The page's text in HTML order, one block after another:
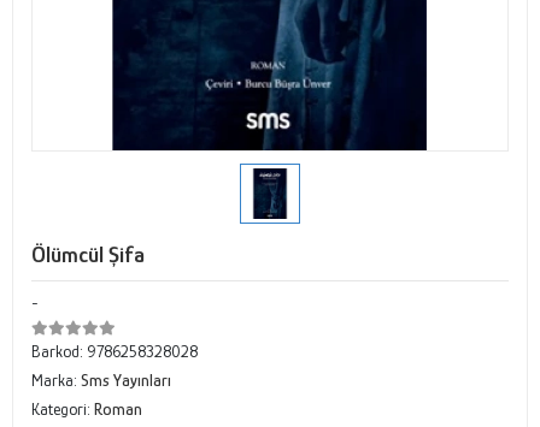
Ölümcül Şifa
-
Barkod: 9786258328028
Marka: Sms Yayınları
Kategori: Roman